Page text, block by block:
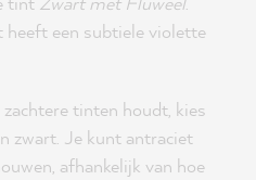
heeft een subtiele violette
tinten houdt, kies
zwart. Je kunt antraciet
afhankelijk van hoe